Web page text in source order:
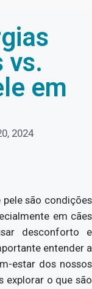
vs.
em
2024
pele são condições
em cães
desconforto e
entender a
estar dos nossos
explorar o que são